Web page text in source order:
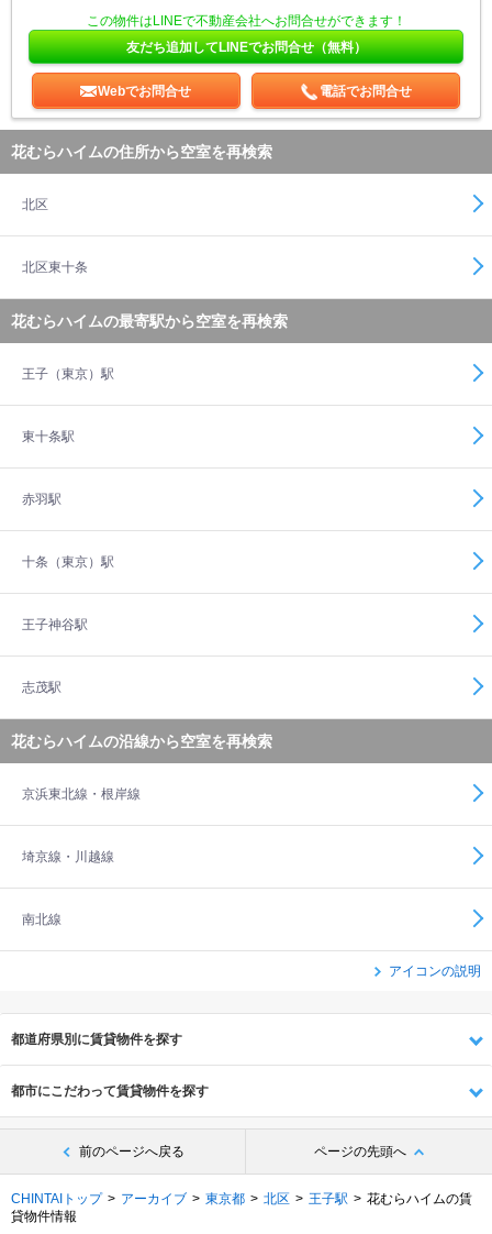
この物件はLINEで不動産会社へお問合せができます！
友だち追加してLINEでお問合せ（無料）
Webでお問合せ 電話でお問合せ
花むらハイムの住所から空室を再検索
北区
北区東十条
花むらハイムの最寄駅から空室を再検索
王子（東京）駅
東十条駅
赤羽駅
十条（東京）駅
王子神谷駅
志茂駅
花むらハイムの沿線から空室を再検索
京浜東北線・根岸線
埼京線・川越線
南北線
アイコンの説明
都道府県別に賃貸物件を探す
都市にこだわって賃貸物件を探す
前のページへ戻る ページの先頭へ
CHINTAIトップ アーカイブ 東京都 北区 王子駅
花むらハイムの賃
貸物件情報